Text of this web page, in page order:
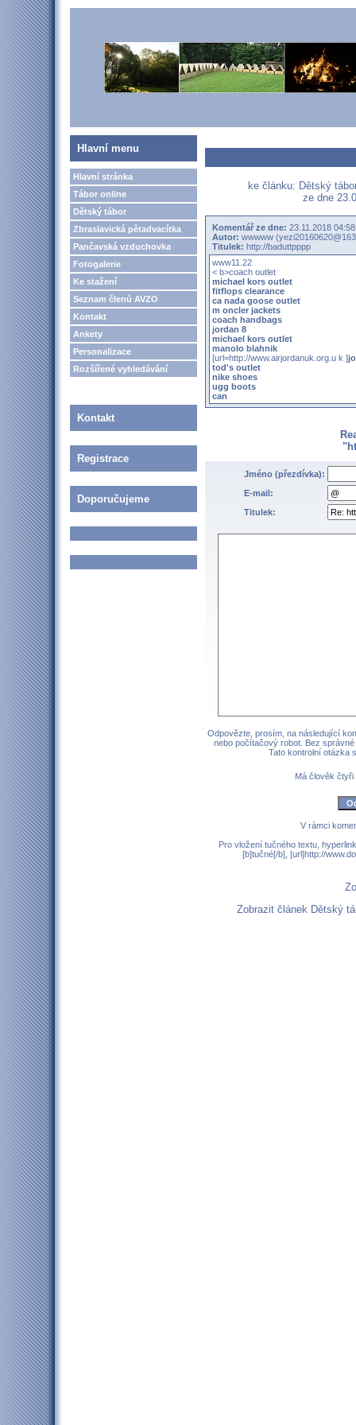
Hlavní menu
Hlavní stránka
Tábor online
Dětský tábor
Zbraslavická pětadvacítka
Pančavská vzduchovka
Fotogalerie
Ke stažení
Seznam členů AVZO
Kontakt
Ankety
Personalizace
Rozšířené vyhledávání
Kontakt
Registrace
Doporučujeme
ke článku: Dětský
ze dne
Komentář ze dne: 23.11.2018
Autor: wwwww
Titulek: http://baduttpppp
www11.22
< b>coach outlet
michael kors outlet
fitflops clearance
ca nada goose outlet
m oncler jackets
coach handbags
jordan 8
michael kors outlet
manolo blahnik
[url=http://www.airjordanuk.org.u k ]
tod's outlet
nike shoes
ugg boots
can
Jméno (přezdívka):
E-mail:
Titulek:
Odpovězte, prosím, na následující
nebo počítačový robot. Bez
Tato kontrolní otázka
Má člověk
V rámci
Pro vložení tučného textu,
[b]tučné[/b], [url]http://
Zobrazit článek Dětský